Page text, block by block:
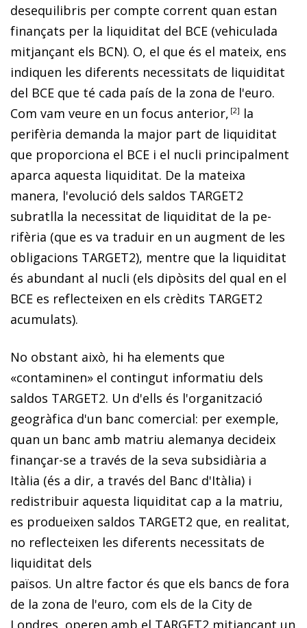
desequilibris per compte corrent quan estan
finançats per la liquiditat del BCE (ve­­hi­­culada
mitjançant els BCN). O, el que és el mateix, ens
indiquen les diferents necessitats de liquiditat
del BCE que té cada país de la zona de l'euro.
Com vam veure en un focus anterior, 2
la
perifèria demanda la major part de liquiditat
que proporciona el BCE i el nucli principalment
aparca aquesta liquiditat. De la mateixa
manera, l'evolució dels saldos TARGET2
subratlla la necessitat de liquiditat de la pe­­
rifèria (que es va traduir en un augment de les
obligacions TARGET2), mentre que la liquiditat
és abundant al nu­­cli (els dipòsits del qual en el
BCE es reflecteixen en els crèdits TARGET2
acumulats).
No obstant això, hi ha elements que
«contaminen» el contingut informatiu dels
saldos TARGET2. Un d'ells és l'organització
geogràfica d'un banc comercial: per exemple,
quan un banc amb matriu alemanya decideix
finançar-se a través de la seva subsidiària a
Itàlia (és a dir, a través del Banc d'Itàlia) i
redistribuir aquesta liquiditat cap a la matriu,
es produeixen saldos TARGET2 que, en realitat,
no reflecteixen les diferents necessitats de
liquiditat dels
països. Un altre factor és que els bancs de fora
de la zona de l'euro, com els de la City de
Londres, operen amb el TARGET2 mitjançant un